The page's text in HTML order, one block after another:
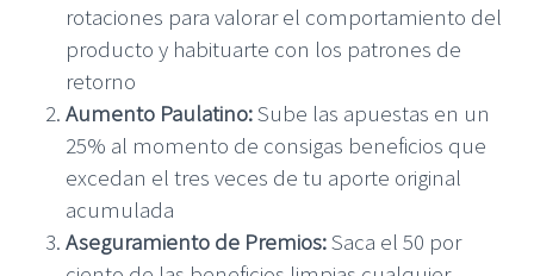
rotaciones para valorar el comportamiento del
producto y habituarte con los patrones de
retorno
Aumento Paulatino:Sube las apuestas en un
25% al momento de consigas beneficios que
excedan el tres veces de tu aporte original
acumulada
Aseguramiento de Premios:Saca el 50 por